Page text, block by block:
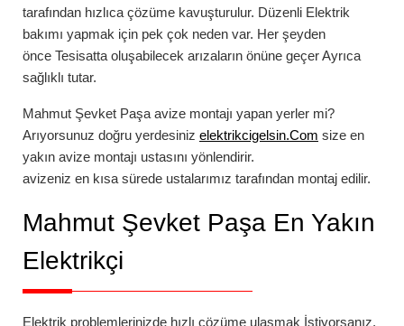
tarafından hızlıca çözüme kavuşturulur. Düzenli Elektrik
bakımı yapmak için pek çok neden var. Her şeyden
önce Tesisatta oluşabilecek arızaların önüne geçer Ayrıca
sağlıklı tutar.
Mahmut Şevket Paşa avize montajı yapan yerler mi?
Arıyorsunuz doğru yerdesiniz elektrikcigelsin.Com size en
yakın avize montajı ustasını yönlendirir.
avizeniz en kısa sürede ustalarımız tarafından montaj edilir.
Mahmut Şevket Paşa En Yakın
Elektrikçi
Elektrik problemlerinizde hızlı çözüme ulaşmak İstiyorsanız,